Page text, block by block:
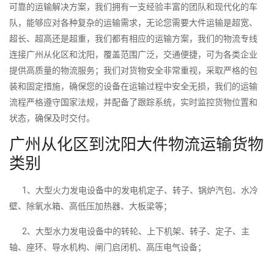
可靠的运输解决方案，我们拥有一支经验丰富的团队和现代化的车
队，能够应对各种复杂的运输需求，无论您需要大件运输是超宽、
超长、超高还是超重，我们都有相应的运输方案，我们的物流专线
连接广州从化区和沈阳，覆盖范围广泛，交通便捷，可为各类企业
提供高质量的物流服务；我们对货物安全非常重视，采取严格的包
装和固定措施，确保您的设备在运输过程中安全无损，我们的运输
流程严格遵守国家法规，并配备了跟踪系统，实时监控货物位置和
状态，确保及时交付。
广州从化区到沈阳大件物流运输货物
类别
1、大型火力发电设备中的发电机定子、转子、锅炉汽包、水冷
壁、除氧水箱、高低压加热器、大板梁等；
2、大型水力发电设备中的转轮、上下机架、转子、定子、主
轴、座环、导水机构、闸门启闭机、高压电气设备；